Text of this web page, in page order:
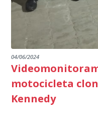
04/06/2024
motocicleta
Kennedy